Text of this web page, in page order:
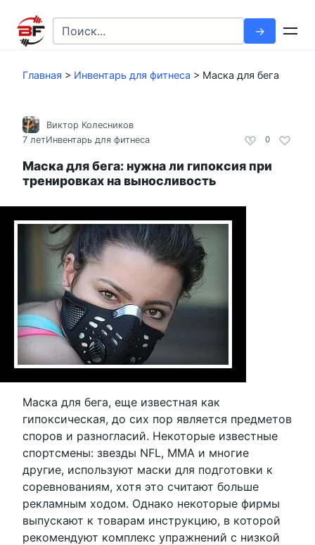
контенту
Search
for:
Главная > Инвентарь для фитнеса > Маска для бега
0
Виктор Колесников
7 летИнвентарь для фитнеса
Маска для бега: нужна ли гипоксия при
тренировках на выносливость
Маска для бега, еще известная как
гипоксическая, до сих пор является предметов
споров и разногласий. Некоторые известные
спортсмены: звезды NFL, MMA и многие
другие, используют маски для подготовки к
соревнованиям, хотя это считают больше
рекламным ходом. Однако некоторые фирмы
выпускают к товарам инструкцию, в которой
рекомендуют комплекс упражнений с низкой